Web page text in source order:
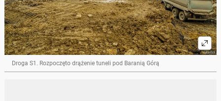
Droga S1. Rozpoczęto drążenie tuneli pod Baranią Górą